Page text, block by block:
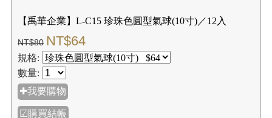
【禹華企業】L-C15 珍珠色圓型氣球(10寸)／12入
NT$80 NT$64
規格:
數量:
✚我要購物
☑購買結帳